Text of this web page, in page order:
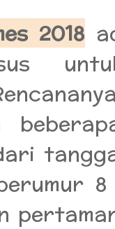
2018